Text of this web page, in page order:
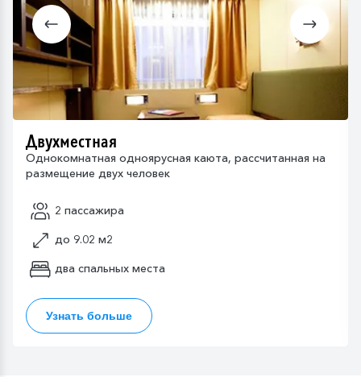
Двухместная
Однокомнатная одноярусная каюта, рассчитанная на
размещение двух человек
2 пассажира
до 9.02 м2
два спальных места
Узнать больше